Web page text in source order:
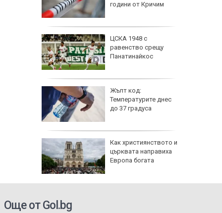
години от Кричим
ЦСКА 1948 с
равенство срещу
Панатинайкос
Жълт код:
Температурите днес
до 37 градуса
Как християнството и
църквата направиха
Европа богата
Още от Gol.bg